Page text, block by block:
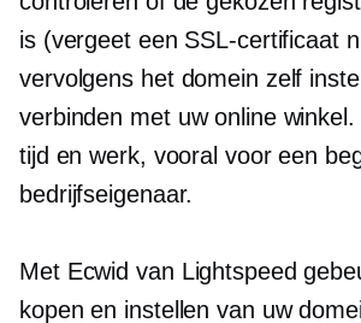
is (vergeet een SSL-certificaat
vervolgens het domein zelf
verbinden met uw online
tijd en werk, vooral voor een
bedrijfseigenaar.
Met Ecwid van Lightspeed
kopen en instellen van uw